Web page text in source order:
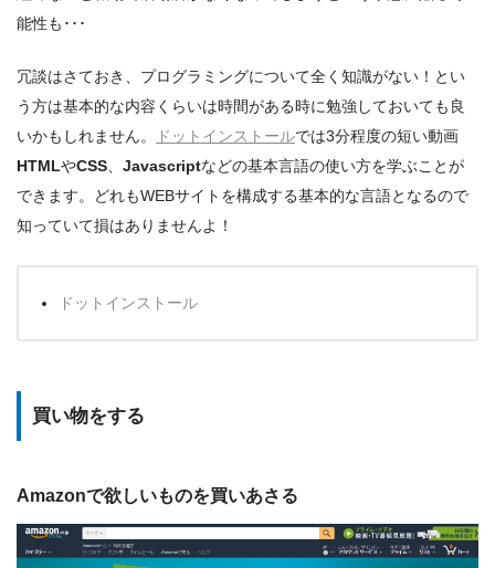
能性も･･･
冗談はさておき、プログラミングについて全く知識がない！とい
う方は基本的な内容くらいは時間がある時に勉強しておいても良
いかもしれません。
ドットインストールでは3分程度の短い動画
HTMLやCSS、 Javascriptなどの基本言語の使い方を学ぶことが
できます。どれもWEBサイトを構成する基本的な言語となるので
知っていて損はありませんよ！
ドットインストール
買い物をする
Amazonで欲しいものを買いあさる